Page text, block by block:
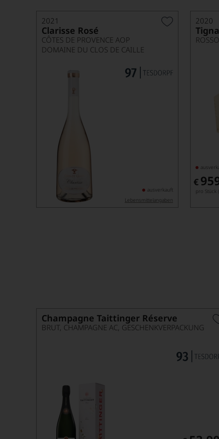
2021
Clarisse Rosé
CÔTES DE PROVENCE AOP
DOMAINE DU CLOS DE CAILLE
ausverkauft
Lebensmittel­angaben
2020
€
pro Stück
Champagne Taittinger Réserve
BRUT, CHAMPAGNE AC, GESCHENKVERPACKUNG